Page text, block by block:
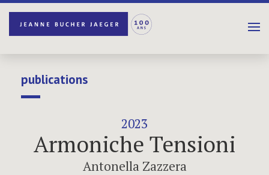
publications
2023
Armoniche Tensioni
Antonella Zazzera